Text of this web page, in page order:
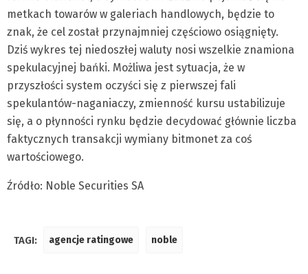
metkach towarów w galeriach handlowych, będzie to
znak, że cel został przynajmniej częściowo osiągnięty.
Dziś wykres tej niedoszłej waluty nosi wszelkie znamiona
spekulacyjnej bańki. Możliwa jest sytuacja, że w
przyszłości system oczyści się z pierwszej fali
spekulantów-naganiaczy, zmienność kursu ustabilizuje
się, a o płynności rynku będzie decydować głównie liczba
faktycznych transakcji wymiany bitmonet za coś
wartościowego.
Źródło: Noble Securities SA
TAGI: agencje ratingowe noble